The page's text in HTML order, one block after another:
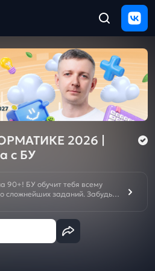
2026 |
с БУ
90+! БУ обучит тебя всему
сложнейших заданий. Забудь о
ОГЭ 2026 БЕСПЛАТНО ➡️